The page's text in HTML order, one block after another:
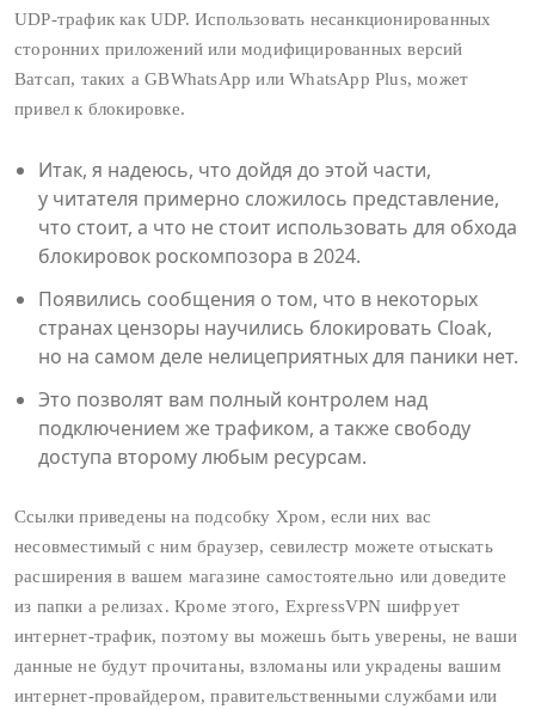
UDP‑трафик как UDP. Использовать несанкционированных
сторонних приложений или модифицированных версий
Ватсап, таких а GBWhatsApp или WhatsApp Plus, может
привел к блокировке.
Итак, я надеюсь, что дойдя до этой части,
у читателя примерно сложилось представление,
что стоит, а что не стоит использовать для обхода
блокировок роскомпозора в 2024.
Появились сообщения о том, что в некоторых
странах цензоры научились блокировать Cloak,
но на самом деле нелицеприятных для паники нет.
Это позволят вам полный контролем над
подключением же трафиком, а также свободу
доступа второму любым ресурсам.
Ссылки приведены на подсобку Хром, если них вас
несовместимый с ним браузер, севилестр можете отыскать
расширения в вашем магазине самостоятельно или доведите
из папки а релизах. Кроме этого, ExpressVPN шифрует
интернет-трафик, поэтому вы можешь быть уверены, не ваши
данные не будут прочитаны, взломаны или украдены вашим
интернет-провайдером, правительственными службами или